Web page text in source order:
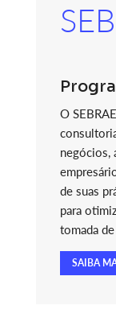
O
negócios,
de suas
para
tomada
SAIBA